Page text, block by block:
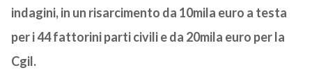
indagini, in un risarcimento da 10mila euro a testa
per i 44 fattorini parti civili e da 20mila euro per la
Cgil.